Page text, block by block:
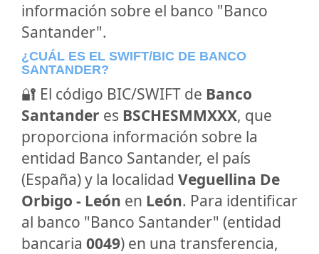
información sobre el banco "Banco
Santander".
¿CUÁL ES EL SWIFT/BIC DE BANCO
SANTANDER?
🔐 El código BIC/SWIFT de Banco
Santander es BSCHESMMXXX, que
proporciona información sobre la
entidad Banco Santander, el país
(España) y la localidad Veguellina De
Orbigo - León en León. Para identificar
al banco "Banco Santander" (entidad
bancaria 0049) en una transferencia,